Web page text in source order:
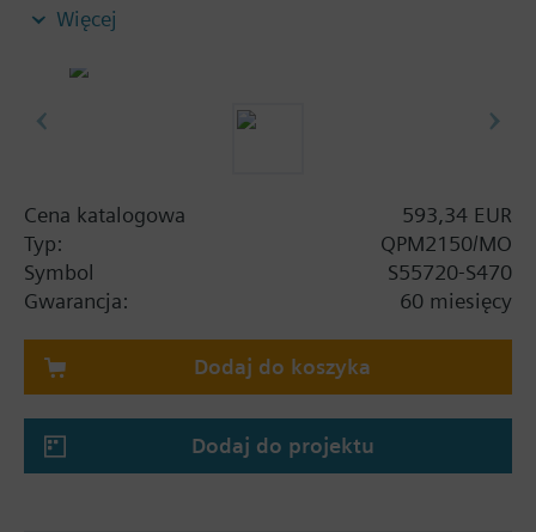
energii poprzez regulację wentylacji według
Modbus RTU (RS-485)
Adresowanie za pomocą przycisku przy
współpracy z regulatorami Climatix
Przełączniki DIP do ustawiania parametrów
komunikacji przy współpracy z innymi
Więcej
Cena katalogowa
593,34 EUR
Typ:
QPM2150/MO
Symbol
S55720-S470
Gwarancja:
60 miesięcy
Dodaj do koszyka
Dodaj do projektu